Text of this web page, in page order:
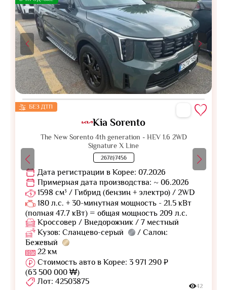
БЕЗ ДТП
Kia Sorento
The New Sorento 4th generation - HEV 1.6 2WD
Signature X Line
267라7456
Дата регистрации в Корее: 07.2026
Примерная дата производства: ~ 06.2026
1598 см³ / Гибрид (бензин + электро) / 2WD
180 л.с. + 30-минутная мощность - 21.5 кВт
(полная 47.7 кВт) = общая мощность 209 л.с.
Кроссовер / Внедорожник / 7 местный
Кузов: Сланцево-серый
/ Салон:
Бежевый
22 км
Стоимость авто в Корее: 3 971 290 ₽
(63 500 000 ₩)
Лот: 42503875
42